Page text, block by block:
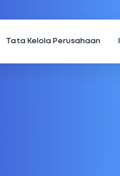
Tata Kelola Perusahaan